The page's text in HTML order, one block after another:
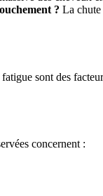
? La chute
sont des
concernent :